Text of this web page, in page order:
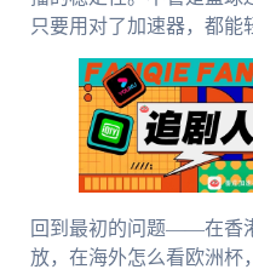
只要用对了加速器，都能
回到最初的问题——在香
放，在海外怎么看欧洲杯